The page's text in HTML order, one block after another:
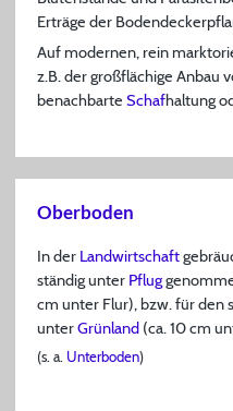
Erträge der
Auf modernen, rein
z.B. der großflächige Anbau
benachbarte Schafhaltung
Oberboden
In der Landwirtschaft
ständig unter Pflug
cm unter Flur), bzw. für den
unterGrünland (ca. 10 cm
(s. a. Unterboden)